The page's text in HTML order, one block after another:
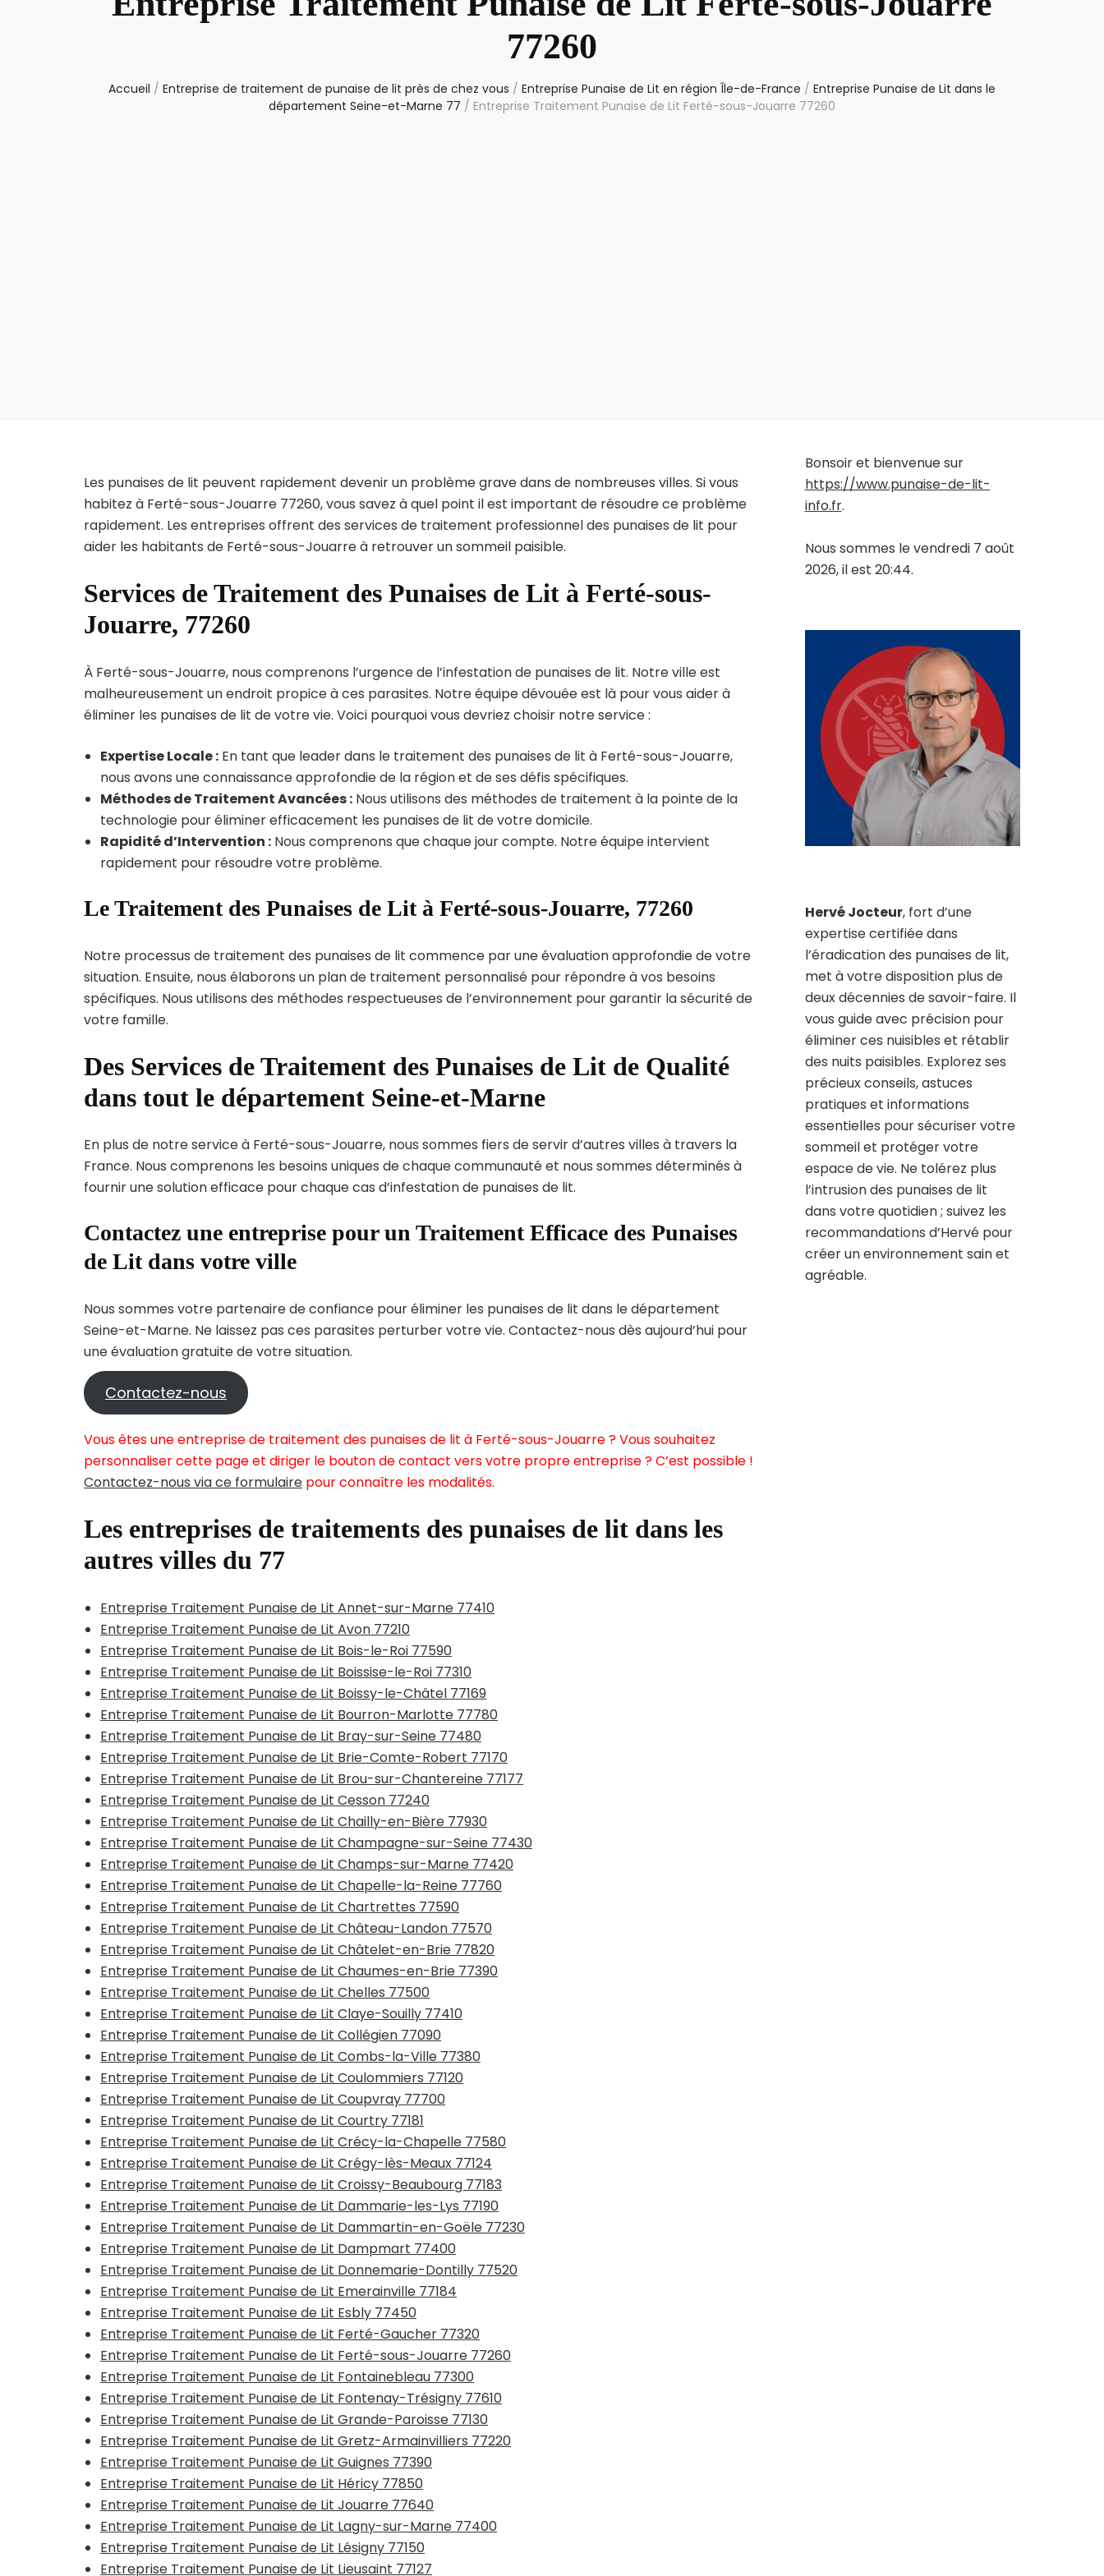
77260
Accueil / Entreprise de traitement de punaise de lit près de chez vous / Entreprise Punaise de Lit en région Île-de-France / Entreprise Punaise de Lit dans le
département Seine-et-Marne 77 / Entreprise Traitement Punaise de Lit Ferté-sous-Jouarre 77260
Les punaises de lit peuvent rapidement devenir un problème grave dans de nombreuses villes. Si vous
habitez à Ferté-sous-Jouarre 77260, vous savez à quel point il est important de résoudre ce problème
rapidement. Les entreprises offrent des services de traitement professionnel des punaises de lit pour
aider les habitants de Ferté-sous-Jouarre à retrouver un sommeil paisible.
Services de Traitement des Punaises de Lit à Ferté-sous-
Jouarre, 77260
À Ferté-sous-Jouarre, nous comprenons l’urgence de l’infestation de punaises de lit. Notre ville est
malheureusement un endroit propice à ces parasites. Notre équipe dévouée est là pour vous aider à
éliminer les punaises de lit de votre vie. Voici pourquoi vous devriez choisir notre service :
Expertise Locale : En tant que leader dans le traitement des punaises de lit à Ferté-sous-Jouarre,
nous avons une connaissance approfondie de la région et de ses défis spécifiques.
Méthodes de Traitement Avancées : Nous utilisons des méthodes de traitement à la pointe de la
technologie pour éliminer efficacement les punaises de lit de votre domicile.
Rapidité d’Intervention : Nous comprenons que chaque jour compte. Notre équipe intervient
rapidement pour résoudre votre problème.
Le Traitement des Punaises de Lit à Ferté-sous-Jouarre, 77260
Notre processus de traitement des punaises de lit commence par une évaluation approfondie de votre
situation. Ensuite, nous élaborons un plan de traitement personnalisé pour répondre à vos besoins
spécifiques. Nous utilisons des méthodes respectueuses de l’environnement pour garantir la sécurité de
votre famille.
Des Services de Traitement des Punaises de Lit de Qualité
dans tout le département Seine-et-Marne
En plus de notre service à Ferté-sous-Jouarre, nous sommes fiers de servir d’autres villes à travers la
France. Nous comprenons les besoins uniques de chaque communauté et nous sommes déterminés à
fournir une solution efficace pour chaque cas d’infestation de punaises de lit.
Contactez une entreprise pour un Traitement Efficace des Punaises
de Lit dans votre ville
Nous sommes votre partenaire de confiance pour éliminer les punaises de lit dans le département
Seine-et-Marne. Ne laissez pas ces parasites perturber votre vie. Contactez-nous dès aujourd’hui pour
une évaluation gratuite de votre situation.
Contactez-nous
Vous êtes une entreprise de traitement des punaises de lit à Ferté-sous-Jouarre ? Vous souhaitez
personnaliser cette page et diriger le bouton de contact vers votre propre entreprise ? C’est possible !
Contactez-nous via ce formulaire pour connaître les modalités.
Les entreprises de traitements des punaises de lit dans les
autres villes du 77
Entreprise Traitement Punaise de Lit Annet-sur-Marne 77410
Entreprise Traitement Punaise de Lit Avon 77210
Entreprise Traitement Punaise de Lit Bois-le-Roi 77590
Entreprise Traitement Punaise de Lit Boissise-le-Roi 77310
Entreprise Traitement Punaise de Lit Boissy-le-Châtel 77169
Entreprise Traitement Punaise de Lit Bourron-Marlotte 77780
Entreprise Traitement Punaise de Lit Bray-sur-Seine 77480
Entreprise Traitement Punaise de Lit Brie-Comte-Robert 77170
Entreprise Traitement Punaise de Lit Brou-sur-Chantereine 77177
Entreprise Traitement Punaise de Lit Cesson 77240
Entreprise Traitement Punaise de Lit Chailly-en-Bière 77930
Entreprise Traitement Punaise de Lit Champagne-sur-Seine 77430
Entreprise Traitement Punaise de Lit Champs-sur-Marne 77420
Entreprise Traitement Punaise de Lit Chapelle-la-Reine 77760
Entreprise Traitement Punaise de Lit Chartrettes 77590
Entreprise Traitement Punaise de Lit Château-Landon 77570
Entreprise Traitement Punaise de Lit Châtelet-en-Brie 77820
Entreprise Traitement Punaise de Lit Chaumes-en-Brie 77390
Entreprise Traitement Punaise de Lit Chelles 77500
Entreprise Traitement Punaise de Lit Claye-Souilly 77410
Entreprise Traitement Punaise de Lit Collégien 77090
Entreprise Traitement Punaise de Lit Combs-la-Ville 77380
Entreprise Traitement Punaise de Lit Coulommiers 77120
Entreprise Traitement Punaise de Lit Coupvray 77700
Entreprise Traitement Punaise de Lit Courtry 77181
Entreprise Traitement Punaise de Lit Crécy-la-Chapelle 77580
Entreprise Traitement Punaise de Lit Crégy-lès-Meaux 77124
Entreprise Traitement Punaise de Lit Croissy-Beaubourg 77183
Entreprise Traitement Punaise de Lit Dammarie-les-Lys 77190
Entreprise Traitement Punaise de Lit Dammartin-en-Goële 77230
Entreprise Traitement Punaise de Lit Dampmart 77400
Entreprise Traitement Punaise de Lit Donnemarie-Dontilly 77520
Entreprise Traitement Punaise de Lit Emerainville 77184
Entreprise Traitement Punaise de Lit Esbly 77450
Entreprise Traitement Punaise de Lit Ferté-Gaucher 77320
Entreprise Traitement Punaise de Lit Ferté-sous-Jouarre 77260
Entreprise Traitement Punaise de Lit Fontainebleau 77300
Entreprise Traitement Punaise de Lit Fontenay-Trésigny 77610
Entreprise Traitement Punaise de Lit Grande-Paroisse 77130
Entreprise Traitement Punaise de Lit Gretz-Armainvilliers 77220
Entreprise Traitement Punaise de Lit Guignes 77390
Entreprise Traitement Punaise de Lit Héricy 77850
Entreprise Traitement Punaise de Lit Jouarre 77640
Entreprise Traitement Punaise de Lit Lagny-sur-Marne 77400
Entreprise Traitement Punaise de Lit Lésigny 77150
Entreprise Traitement Punaise de Lit Lieusaint 77127
Bonsoir et bienvenue sur
https://www.punaise-de-lit-
info.fr.
Nous sommes le vendredi 7 août
2026, il est 20:44.
Hervé Jocteur, fort d’une
expertise certifiée dans
l’éradication des punaises de lit,
met à votre disposition plus de
deux décennies de savoir-faire. Il
vous guide avec précision pour
éliminer ces nuisibles et rétablir
des nuits paisibles. Explorez ses
précieux conseils, astuces
pratiques et informations
essentielles pour sécuriser votre
sommeil et protéger votre
espace de vie. Ne tolérez plus
l’intrusion des punaises de lit
dans votre quotidien ; suivez les
recommandations d’Hervé pour
créer un environnement sain et
agréable.